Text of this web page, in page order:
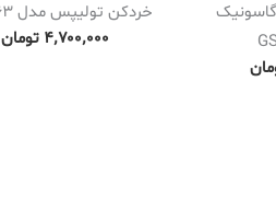
خردکن تولیپس مدل CH-463
۴٬۷۰۰٬۰۰۰ تومان